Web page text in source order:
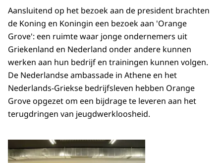
Aansluitend op het bezoek aan de president brachten
de Koning en Koningin een bezoek aan 'Orange
Grove': een ruimte waar jonge ondernemers uit
Griekenland en Nederland onder andere kunnen
werken aan hun bedrijf en trainingen kunnen volgen.
De Nederlandse ambassade in Athene en het
Nederlands-Griekse bedrijfsleven hebben Orange
Grove opgezet om een bijdrage te leveren aan het
terugdringen van jeugdwerkloosheid.
Open de galerij in vergrote